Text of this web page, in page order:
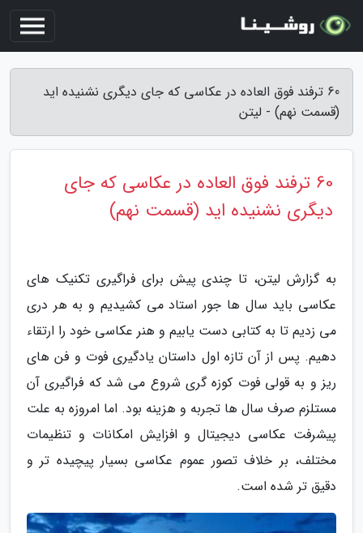
60 ترفند فوق العاده در عکاسی که جای دیگری نشنیده اید
(قسمت نهم) - لیتن
60 ترفند فوق العاده در عکاسی که جای
دیگری نشنیده اید (قسمت نهم)
به گزارش لیتن، تا چندی پیش برای فراگیری تکنیک های
عکاسی باید سال ها جور استاد می کشیدیم و به هر دری
می زدیم تا به کتابی دست یابیم و هنر عکاسی خود را ارتقاء
دهیم. پس از آن تازه اول داستان یادگیری فوت و فن های
ریز و به قولی فوت کوزه گری شروع می شد که فراگیری آن
مستلزم صرف سال ها تجربه و هزینه بود. اما امروزه به علت
پیشرفت عکاسی دیجیتال و افزایش امکانات و تنظیمات
مختلف، بر خلاف تصور عموم عکاسی بسیار پیچیده تر و
دقیق تر شده است.